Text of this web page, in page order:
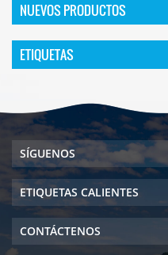
NUEVOS PRODUCTOS
ETIQUETAS
SÍGUENOS
ETIQUETAS CALIENTES
CONTÁCTENOS